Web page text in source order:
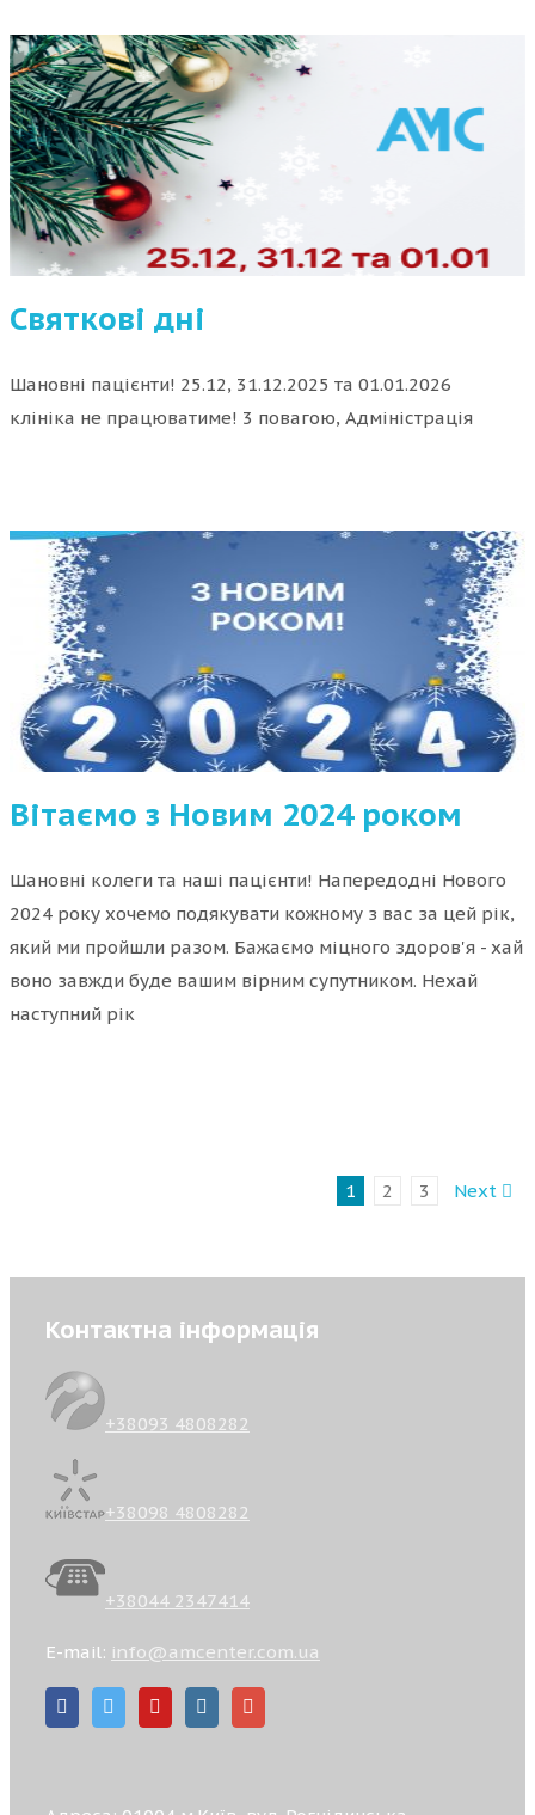
Святкові дні
Шановні пацієнти! 25.12, 31.12.2025 та 01.01.2026
клініка не працюватиме! 3 повагою, Адміністрація
Вітаємо з Новим 2024 роком
Шановні колеги та наші пацієнти! Напередодні Нового
2024 року хочемо подякувати кожному з вас за цей рік,
який ми пройшли разом. Бажаємо міцного здоров'я - хай
воно завжди буде вашим вірним супутником. Нехай
наступний рік
1 2 3 Next
Контактна інформація
+38093 4808282
+38098 4808282
+38044 2347414
E-mail: info@amcenter.com.ua